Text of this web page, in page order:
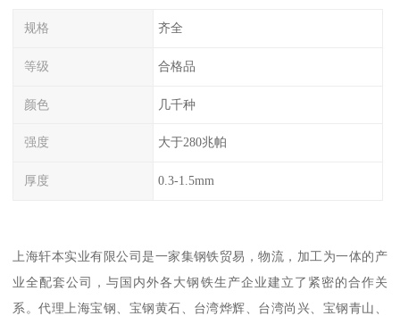
规格 齐全
等级 合格品
颜色 几千种
强度 大于280兆帕
厚度 0.3-1.5mm
上海轩本实业有限公司是一家集钢铁贸易，物流，加工为一体的产
业全配套公司，与国内外各大钢铁生产企业建立了紧密的合作关
系。代理上海宝钢、宝钢黄石、台湾烨辉、台湾尚兴、宝钢青山、